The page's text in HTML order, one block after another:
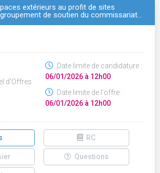
extérieurs au profit de sites
de soutien du commissariat…
d'Offres
Date limite de candidature :
06/01/2026 à 12h00
Date limite de l'offre :
06/01/2026 à 12h00
RC
Questions